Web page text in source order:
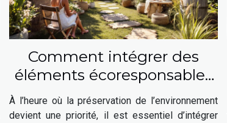
Comment intégrer des
éléments écoresponsables
à votre mariage ?
À l’heure où la préservation de l’environnement
devient une priorité, il est essentiel d’intégrer